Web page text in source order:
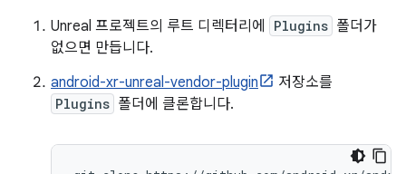
Unreal 프로젝트의 루트 디렉터리에
Plugins 폴더가
없으면 만듭니다.
android-xr-unreal-vendor-plugin
저장소를
Plugins 폴더에 클론합니다.